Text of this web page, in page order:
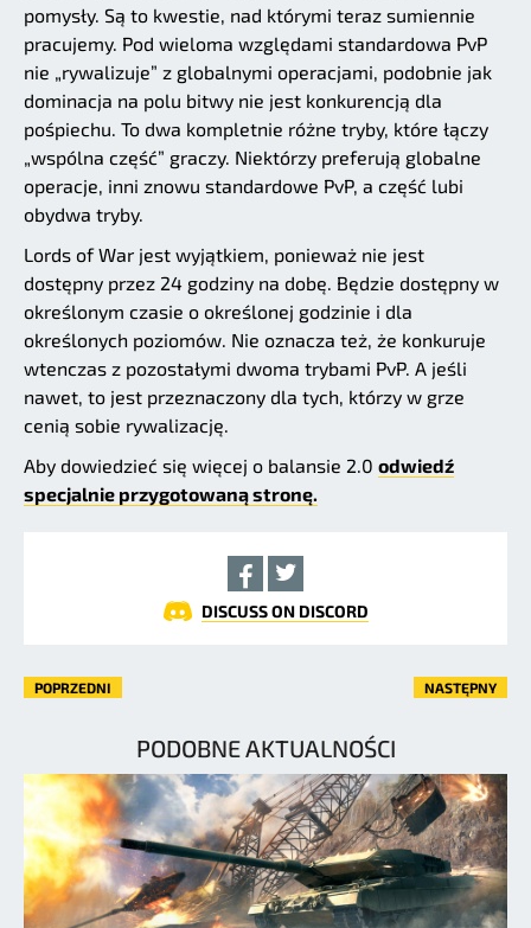
pomysły. Są to kwestie, nad którymi teraz sumiennie
pracujemy. Pod wieloma względami standardowa PvP
nie „rywalizuje” z globalnymi operacjami, podobnie jak
dominacja na polu bitwy nie jest konkurencją dla
pośpiechu. To dwa kompletnie różne tryby, które łączy
„wspólna część” graczy. Niektórzy preferują globalne
operacje, inni znowu standardowe PvP, a część lubi
obydwa tryby.
Lords of War jest wyjątkiem, ponieważ nie jest
dostępny przez 24 godziny na dobę. Będzie dostępny w
określonym czasie o określonej godzinie i dla
określonych poziomów. Nie oznacza też, że konkuruje
wtenczas z pozostałymi dwoma trybami PvP. A jeśli
nawet, to jest przeznaczony dla tych, którzy w grze
cenią sobie rywalizację.
Aby dowiedzieć się więcej o balansie 2.0 odwiedź
specjalnie przygotowaną stronę.
DISCUSS ON DISCORD
POPRZEDNI NASTĘPNY
PODOBNE AKTUALNOŚCI